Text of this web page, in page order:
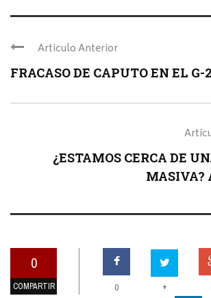
Articulo Anterior
FRACASO DE CAPUTO EN EL G-
¿ESTAMOS CERCA DE
MASIVA?
0
COMPARTIR 0 +